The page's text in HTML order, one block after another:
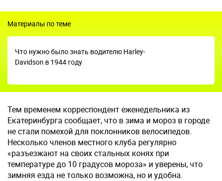
Материалы по теме
Что нужно было знать водителю Harley-
Davidson в 1944 году
Тем временем корреспондент еженедельника из
Екатеринбурга сообщает, что в зима и мороз в городе
не стали помехой для поклонников велосипедов.
Несколько членов местного клуба регулярно
«разъезжают на своих стальных конях при
температуре до 10 градусов мороза» и уверены, что
зимняя езда не только возможна, но и удобна.